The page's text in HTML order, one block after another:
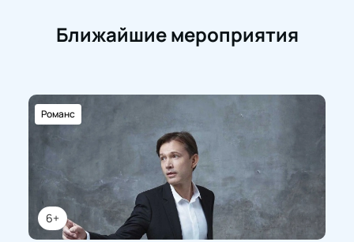
Ближайшие мероприятия
6+
Романс